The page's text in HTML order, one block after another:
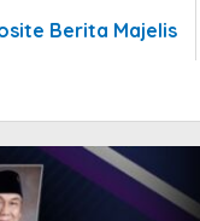
Berita Majelis